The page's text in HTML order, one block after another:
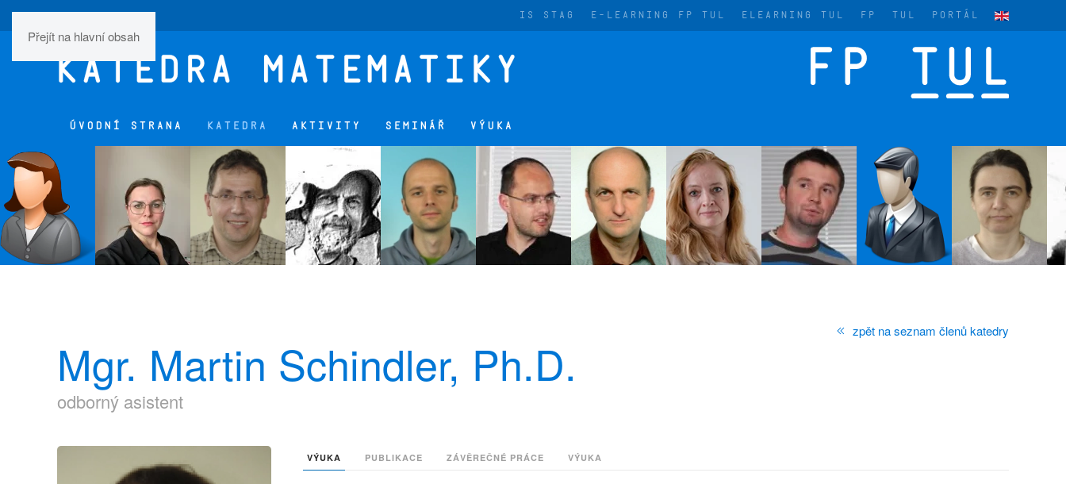
Přejít na hlavní obsah
IS STAG E-LEARNING FP TUL ELEARNING TUL FP TUL PORTÁL
ÚVODNÍ STRANA KATEDRA AKTIVITY SEMINÁŘ VÝUKA
zpět na seznam členů katedry
Mgr. Martin Schindler, Ph.D.
odborný asistent
VÝUKA PUBLIKACE ZÁVĚREČNÉ PRÁCE VÝUKA